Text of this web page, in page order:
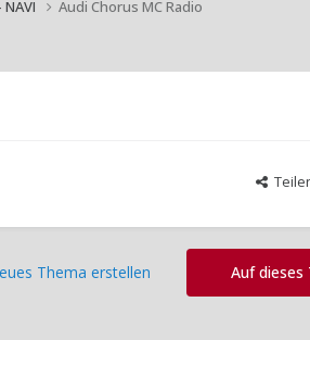
NAVI Audi Chorus MC Radio
Auf
Thema erstellen